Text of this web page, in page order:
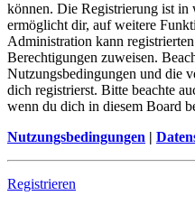
können. Die Registrierung ist
ermöglicht dir, auf weitere
Administration kann
Berechtigungen zuweisen.
Nutzungsbedingungen und die
dich registrierst. Bitte beachte
wenn du dich in diesem Board
Nutzungsbedingungen |
Registrieren